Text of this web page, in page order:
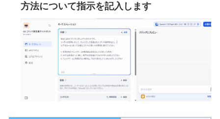
方法について指示を記入します